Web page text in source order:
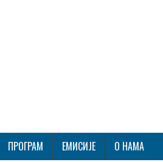
ПРОГРАМ ЕМИСИЈЕ О НАМА